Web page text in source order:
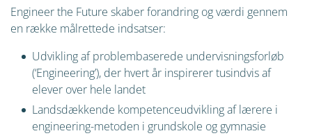
Engineer the Future skaber forandring og værdi gennem
en række målrettede indsatser:
Udvikling af problembaserede undervisningsforløb
(‘Engineering’), der hvert år inspirerer tusindvis af
elever over hele landet
Landsdækkende kompetenceudvikling af lærere i
engineering-metoden i grundskole og gymnasie